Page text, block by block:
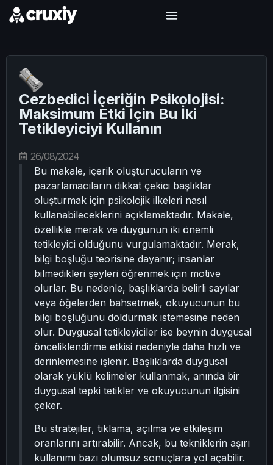
Cezbedici İçeriğin Psikolojisi:
Maksimum Etki İçin Bu İki
Tetikleyiciyi Kullanın
26/08/2024
Bu makale, içerik oluşturucuların ve
pazarlamacıların dikkat çekici başlıklar
oluşturmak için psikolojik ilkeleri nasıl
kullanabileceklerini açıklamaktadır. Makale,
özellikle merak ve duygunun iki önemli
tetikleyici olduğunu vurgulamaktadır. Merak,
bilgi boşluğu teorisine dayanır; insanlar
bilmedikleri şeyleri öğrenmek için motive
olurlar. Bu nedenle, başlıklarda belirli sayılar
veya öğelerden bahsetmek, okuyucunun bu
bilgi boşluğunu doldurmak istemesine neden
olur. Duygusal tetikleyiciler ise beynin duygusal
önceliklendirme etkisi nedeniyle daha hızlı ve
derinlemesine işlenir. Başlıklarda duygusal
olarak yüklü kelimeler kullanmak, anında bir
duygusal tepki tetikler ve okuyucunun ilgisini
çeker.
Bu stratejiler, tıklama, açılma ve etkileşim
oranlarını artırabilir. Ancak, bu tekniklerin aşırı
kullanımı bazı olumsuz sonuçlara yol açabilir.